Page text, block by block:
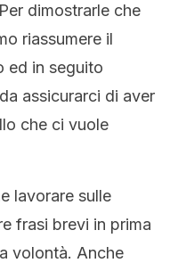
dimostrarle che
riassumere il
ed in seguito
assicurarci di aver
che ci vuole
lavorare sulle
frasi brevi in prima
volontà. Anche